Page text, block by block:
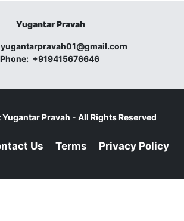
Yugantar Pravah
yugantarpravah01@gmail.com
Phone: +919415676646
Yugantar Pravah - All Rights Reserved
Us Terms Privacy Policy